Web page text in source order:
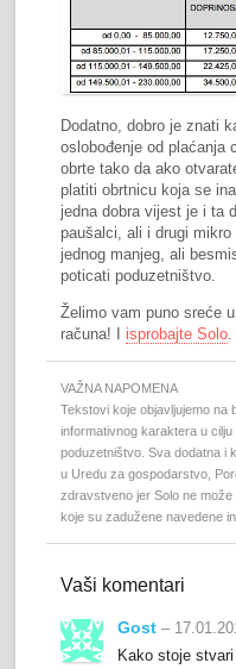
Dodatno, dobro je znati
oslobođenje od plaćanja
obrte tako da ako
platiti obrtnicu koja se
jedna dobra vijest je i ta
paušalci, ali i drugi
jednog manjeg, ali
poticati poduzetništvo.
Želimo vam puno sreće
računa! I isprobajte Solo.
VAŽNA NAPOMENA
Tekstovi koje objavljujemo na
informativnog karaktera u
poduzetništvo. Sva dodatna i
u Uredu za gospodarstvo,
zdravstveno jer Solo ne
koje su zadužene navedene
Vaši komentari
Gost –
Kako stoje